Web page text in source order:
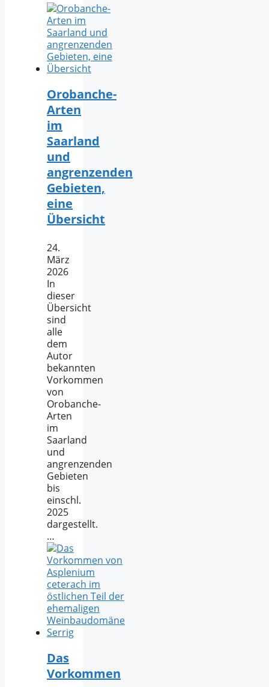
Orobanche-
Arten
im
Saarland
und
angrenzenden
Gebieten,
eine
Übersicht
24.
März
2026
In
dieser
Übersicht
sind
alle
dem
Autor
bekannten
Vorkommen
von
Orobanche-
Arten
im
Saarland
und
angrenzenden
Gebieten
bis
einschl.
2025
dargestellt.
…
Das
Vorkommen